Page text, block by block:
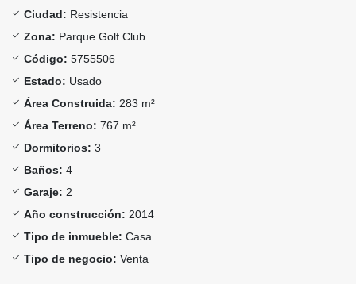
Ciudad: Resistencia
Zona: Parque Golf Club
Código: 5755506
Estado: Usado
Área Construida: 283 m²
Área Terreno: 767 m²
Dormitorios: 3
Baños: 4
Garaje: 2
Año construcción: 2014
Tipo de inmueble: Casa
Tipo de negocio: Venta